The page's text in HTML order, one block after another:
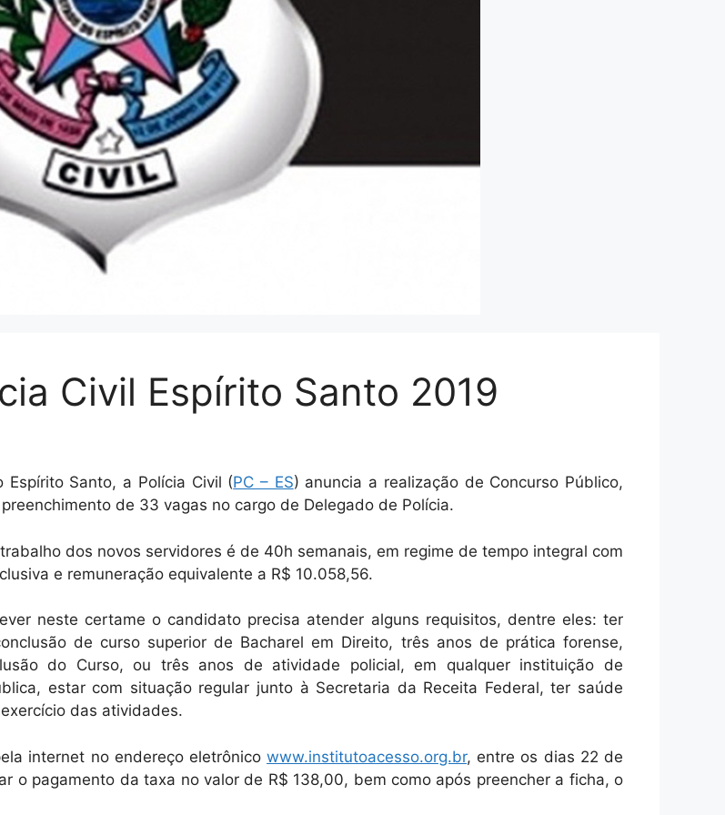
Civil Espírito Santo 2019
Espírito Santo, a Polícia Civil (PC – ES) anuncia a realização de Concurso Público,
de 33 vagas no cargo de Delegado de Polícia.
dos novos servidores é de 40h semanais, em regime de tempo integral com
e remuneração equivalente a R$ 10.058,56.
neste certame o candidato precisa atender alguns requisitos, dentre eles: ter
de curso superior de Bacharel em Direito, três anos de prática forense,
do Curso, ou três anos de atividade policial, em qualquer instituição de
estar com situação regular junto à Secretaria da Receita Federal, ter saúde
das atividades.
internet no endereço eletrônicowww.institutoacesso.org.br, entre os dias 22 de
o pagamento da taxa no valor de R$ 138,00, bem como após preencher a ficha, o